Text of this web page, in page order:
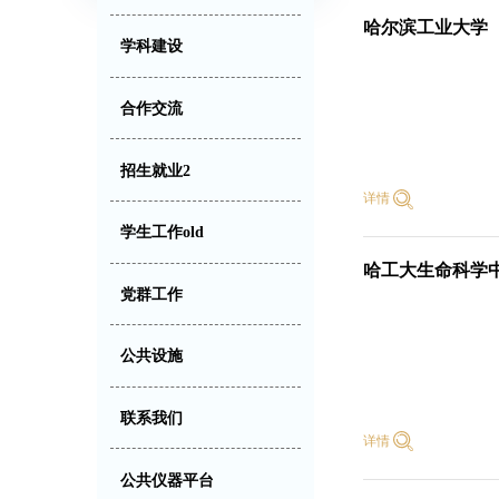
学科建设
合作交流
招生就业2
学生工作old
党群工作
公共设施
联系我们
公共仪器平台
哈尔滨工业大学
详情
哈工大生命科学
详情